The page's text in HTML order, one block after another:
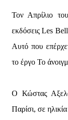
Τον Απρίλιο
εκδόσεις Les
Αυτό που
το έργο Το
Ο Κώστας
Παρίσι, σε